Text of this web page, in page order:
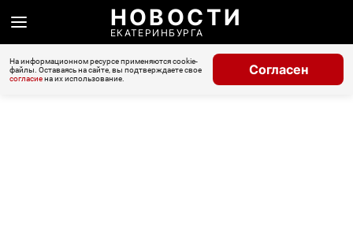
НОВОСТИ
ЕКАТЕРИНБУРГА
На информационном ресурсе применяются cookie-
файлы. Оставаясь на сайте, вы подтверждаете свое
согласиена их использование.
Согласен